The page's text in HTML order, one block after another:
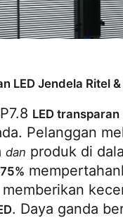
LED Jendela Ritel
LED transparan
Pelanggan
dan
. Daya ganda